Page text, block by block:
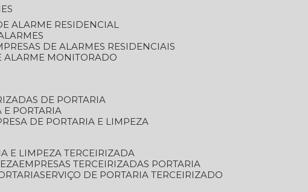
ALARME RESIDENCIAL
DE ALARMES RESIDENCIAIS
ALARME MONITORADO
DE PORTARIA
E PORTARIA
DE PORTARIA E LIMPEZA
E LIMPEZA TERCEIRIZADA
EMPRESAS TERCEIRIZADAS PORTARIA
SERVIÇO DE PORTARIA TERCEIRIZADO